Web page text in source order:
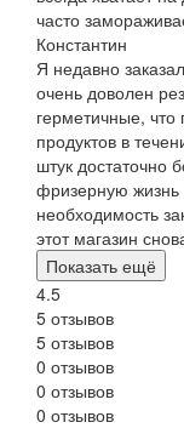
часто
Константин
Я недавно
очень доволен
герметичные, что
продуктов в
штук достаточно
фризерную
необходимость
этот магазин
Показать ещё
4.5
5 отзывов
5 отзывов
0 отзывов
0 отзывов
0 отзывов